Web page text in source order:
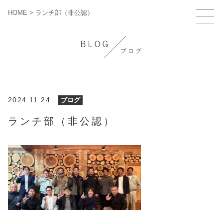
HOME > ランチ部（非公認）
2024.11.24 ブログ
ランチ部（非公認）